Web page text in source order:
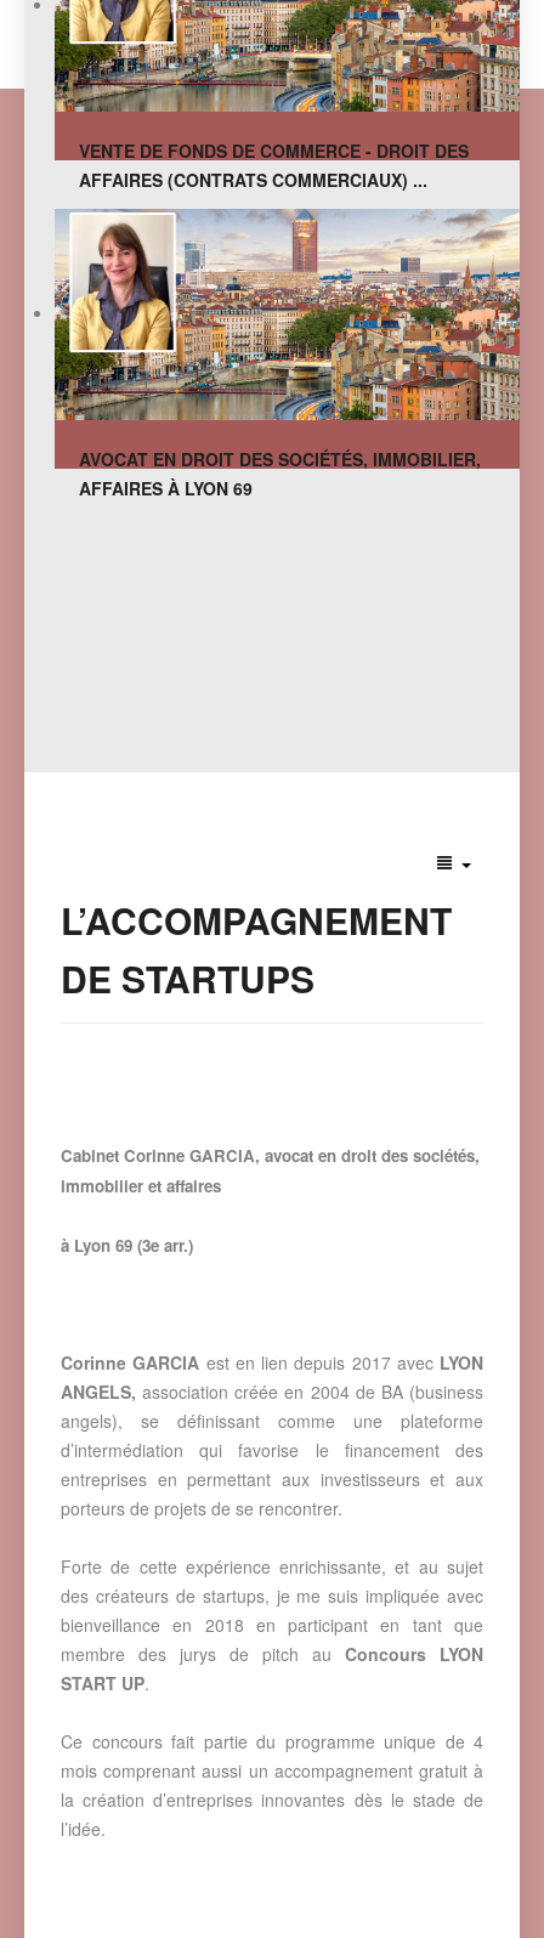
VENTE DE FONDS DE COMMERCE - DROIT DES
AFFAIRES (CONTRATS COMMERCIAUX) ...
AVOCAT EN DROIT DES SOCIÉTÉS, IMMOBILIER,
AFFAIRES À LYON 69
L’ACCOMPAGNEMENT
DE STARTUPS
Cabinet Corinne GARCIA, avocat en droit des sociétés,
immobilier et affaires
à Lyon 69 (3e arr.)
Corinne GARCIA est en lien depuis 2017 avec LYON
ANGELS, association créée en 2004 de BA (business
angels), se définissant comme une plateforme
d’intermédiation qui favorise le financement des
entreprises en permettant aux investisseurs et aux
porteurs de projets de se rencontrer.
Forte de cette expérience enrichissante, et au sujet
des créateurs de startups, je me suis impliquée avec
bienveillance en 2018 en participant en tant que
membre des jurys de pitch au Concours LYON
START UP.
Ce concours fait partie du programme unique de 4
mois comprenant aussi un accompagnement gratuit à
la création d’entreprises innovantes dès le stade de
l’idée.